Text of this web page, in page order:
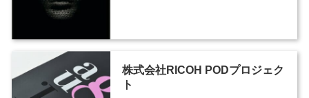
株式会社RICOH PODプロジェク
ト